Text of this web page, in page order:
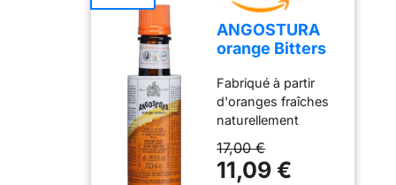
ANGOSTURA
orange Bitters
Fabriqué à partir
d'oranges fraîches
naturellement
des Caraïbes
baigné de soleil
17,00 €
11,09 €